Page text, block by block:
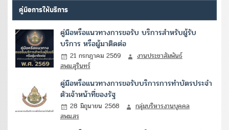
คู่มือการให้บริการ
คู่มือหรือแนวทางการขอรับ บริการสำหรับผู้รับ
บริการ หรือผู้มาติดต่อ
21 กรกฎาคม 2569
งานประชาสัมพันธ์
สพม.สุรินทร์
คู่มือหรือแนวทางการขอรับบริการการทำบัตรประจำ
ตัวเจ้าหน้าที่ของรัฐ
28 มิถุนายน 2568
กลุ่มบริหารงานบุคคล
สพม.สร